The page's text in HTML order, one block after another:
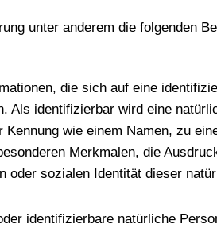
unter anderem die folgenden
die sich auf eine
Als identifizierbar wird eine
wie einem Namen, zu
Merkmalen, die
oder sozialen Identität dieser
identifizierbare natürliche